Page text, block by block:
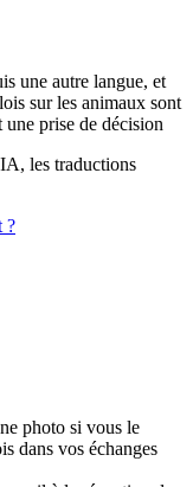
une autre langue, et
sur les animaux sont
prise de décision
les traductions
?
photo si vous le
dans vos échanges